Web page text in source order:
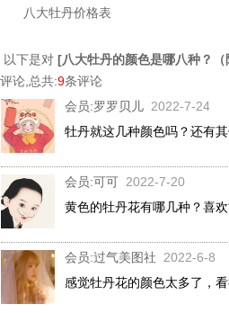
八大牡丹价格表
以下是对 [八大牡丹的颜色是哪八种？（
评论,总共:9条评论
会员:罗罗贝儿 2022-7-24
牡丹就这几种颜色吗？还有
会员:可可 2022-7-20
黄色的牡丹花有哪几种？喜
会员:过气美图社 2022-6-8
感觉牡丹花的颜色太多了，